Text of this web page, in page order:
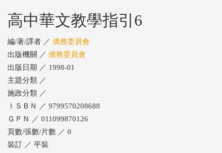
高中華文教學指引6
編/著/譯者 ／ 僑務委員會
出版機關 ／ 僑務委員會
出版日期 ／ 1998-01
主題分類 ／
施政分類 ／
ＩＳＢＮ ／ 9799570208688
ＧＰＮ ／ 011099870126
頁數/張數/片數 ／ 0
裝訂 ／ 平裝